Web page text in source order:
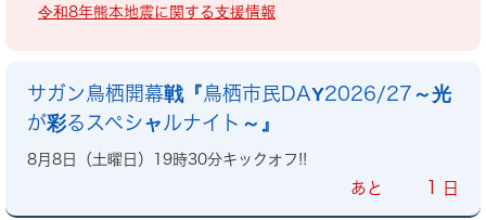
令和8年熊本地震に関する支援情報
サガン鳥栖開幕戦『鳥栖市民DAY2026/27～光
が彩るスペシャルナイト～』
8月8日（土曜日）19時30分キックオフ!!
あと 1 日